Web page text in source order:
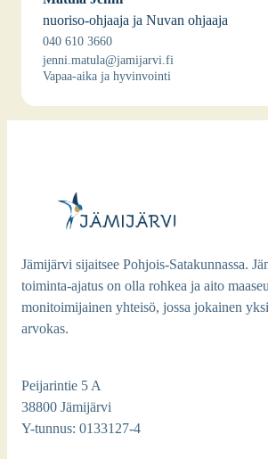
nuo­ri­so-ohjaa­ja ja Nuvan ohjaa­ja
040 610 3660
jenni.matula@jamijarvi.fi
Vapaa-aika ja hyvin­voin­ti
Jämijärvi sijaitsee Pohjois-Satakunnassa.
toiminta-ajatus on olla rohkea ja aito
monitoimijainen yhteisö, jossa jokainen
arvokas.
Peijarintie 5 A
38800 Jämijärvi
Y-tunnus: 0133127-4